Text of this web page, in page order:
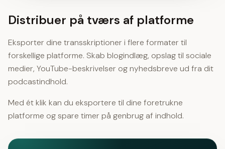
Distribuer på tværs af platforme
Eksporter dine transskriptioner i flere formater til
forskellige platforme. Skab blogindlæg, opslag til sociale
medier, YouTube-beskrivelser og nyhedsbreve ud fra dit
podcastindhold.
Med ét klik kan du eksportere til dine foretrukne
platforme og spare timer på genbrug af indhold.